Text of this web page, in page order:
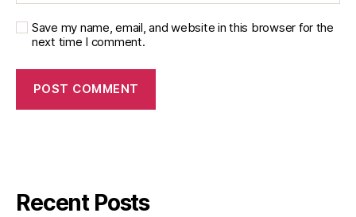
Save my name, email, and website in this browser for the
next time I comment.
Recent Posts